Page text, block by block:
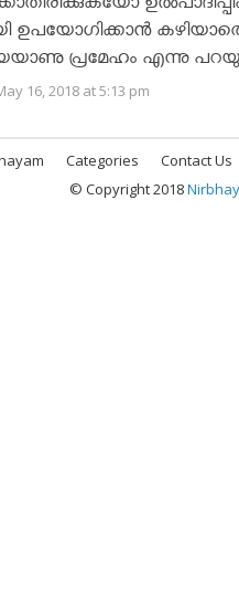
ഉപയോഗിക്കാൻ
പ്രമേഹം എന്നു
16, 2018 at 5:13 pm
Categories Contact Us
© Copyright 2018